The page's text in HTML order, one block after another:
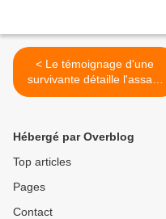
< Le témoignage d'une
survivante détaille l'assaut
israélien sur l'hôpital Kamal
Hébergé par Overblog
Top articles
Pages
Contact